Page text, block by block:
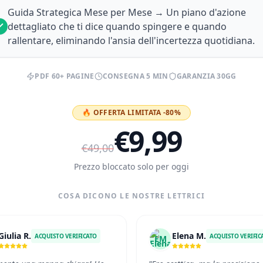
Guida Strategica Mese per Mese → Un piano d'azione
dettagliato che ti dice quando spingere e quando
rallentare, eliminando l'ansia dell'incertezza quotidiana.
PDF 60+ PAGINE CONSEGNA 5 MIN GARANZIA 30GG
🔥 OFFERTA LIMITATA -80%
€49,00€9,99
Prezzo bloccato solo per oggi
COSA DICONO LE NOSTRE LETTRICI
R. ACQUISTO VERIFICATO EM Elena M. ACQUISTO